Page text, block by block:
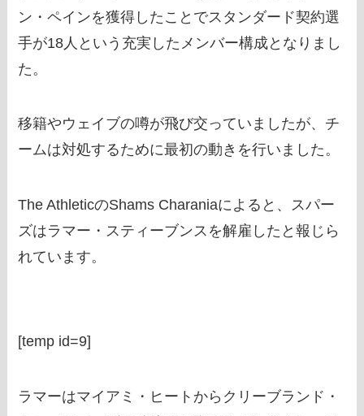
ン・ペインを獲得したことでスタンダード契約選
手が18人という充実したメンバー構成となりまし
た。
移籍やウェイブの噂が飛び交っていましたが、チ
ームは対処するために最初の動きを行いました。
The AthleticのShams Charaniaによると、スパー
ズはラマー・スティーブンスを解雇したと報じら
れています。
[temp id=9]
ラマーはマイアミ・ヒートからクリーブランド・